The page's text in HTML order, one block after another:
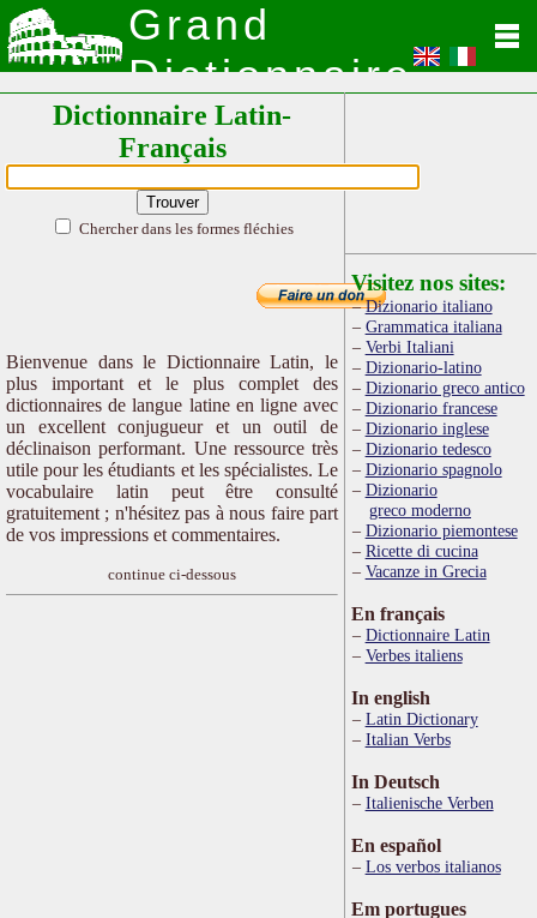
Grand
Dictionnaire
Latin
Dictionnaire Latin-
Français
Chercher dans les formes fléchies
Bienvenue dans le Dictionnaire Latin, le
plus important et le plus complet des
dictionnaires de langue latine en ligne avec
un excellent conjugueur et un outil de
déclinaison performant. Une ressource très
utile pour les étudiants et les spécialistes. Le
vocabulaire latin peut être consulté
gratuitement ; n'hésitez pas à nous faire part
de vos impressions et commentaires.
continue ci-dessous
Visitez nos sites:
Dizionario italiano
Grammatica italiana
Verbi Italiani
Dizionario-latino
Dizionario greco antico
Dizionario francese
Dizionario inglese
Dizionario tedesco
Dizionario spagnolo
Dizionario
greco moderno
Dizionario piemontese
Ricette di cucina
Vacanze in Grecia
En français
Dictionnaire Latin
Verbes italiens
In english
Latin Dictionary
Italian Verbs
In Deutsch
Italienische Verben
En español
Los verbos italianos
Em portugues